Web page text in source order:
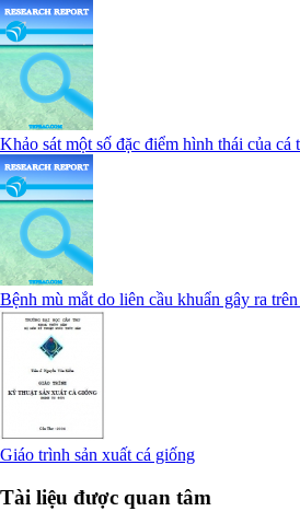
Khảo sát một số đặc điểm hình thái của cá
Bệnh mù mắt do liên cầu khuẩn gây ra
Giáo trình sản xuất cá giống
Tài liệu được quan tâm